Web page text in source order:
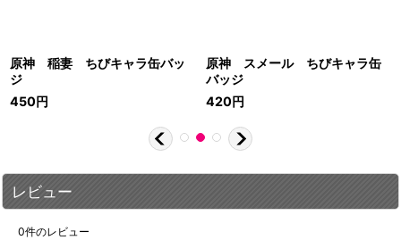
原神 稲妻 ちびキャラ缶バッ
ジ
450円
原神 スメール ちびキャラ缶
バッジ
420円
レビュー
0件のレビュー